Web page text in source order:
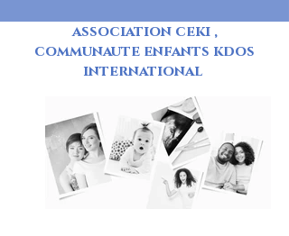
association ceki ,
communaute enfants kdos
international